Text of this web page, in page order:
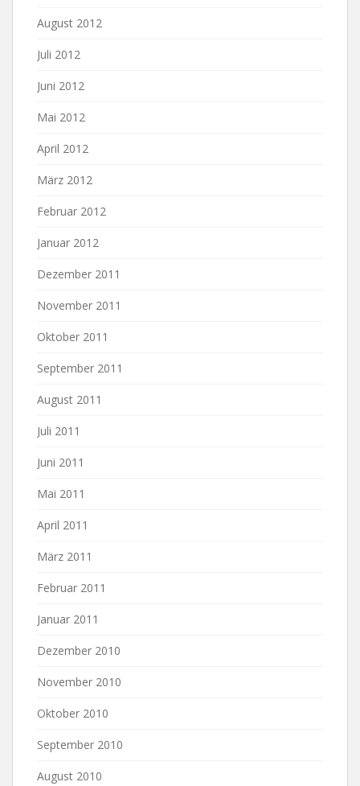
August 2012
Juli 2012
Juni 2012
Mai 2012
April 2012
März 2012
Februar 2012
Januar 2012
Dezember 2011
November 2011
Oktober 2011
September 2011
August 2011
Juli 2011
Juni 2011
Mai 2011
April 2011
März 2011
Februar 2011
Januar 2011
Dezember 2010
November 2010
Oktober 2010
September 2010
August 2010